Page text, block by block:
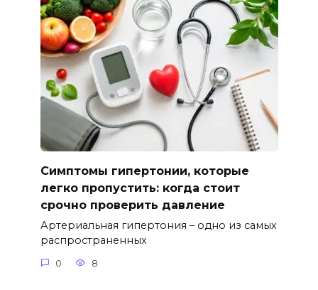
Симптомы гипертонии, которые
легко пропустить: когда стоит
срочно проверить давление
Артериальная гипертония – одно из самых
распространенных
0 8